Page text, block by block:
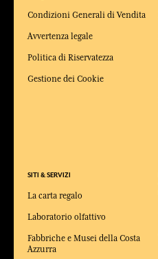
Condizioni Generali di Vendita
Avvertenza legale
Politica di Riservatezza
Gestione dei Cookie
SITI & SERVIZI
La carta regalo
Laboratorio olfattivo
Fabbriche e Musei della Costa
Azzurra